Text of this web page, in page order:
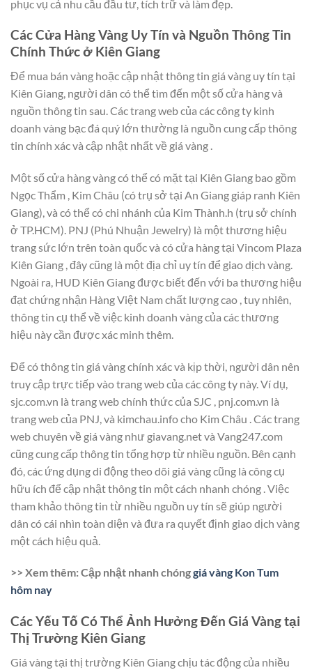
phục vụ cả nhu cầu đầu tư, tích trữ và làm đẹp.
Các Cửa Hàng Vàng Uy Tín và Nguồn Thông Tin
Chính Thức ở Kiên Giang
Để mua bán vàng hoặc cập nhật thông tin giá vàng uy tín tại
Kiên Giang, người dân có thể tìm đến một số cửa hàng và
nguồn thông tin sau. Các trang web của các công ty kinh
doanh vàng bạc đá quý lớn thường là nguồn cung cấp thông
tin chính xác và cập nhật nhất về giá vàng .
Một số cửa hàng vàng có thể có mặt tại Kiên Giang bao gồm
Ngọc Thẩm , Kim Châu (có trụ sở tại An Giang giáp ranh Kiên
Giang), và có thể có chi nhánh của Kim Thành.h (trụ sở chính
ở TP.HCM). PNJ (Phú Nhuận Jewelry) là một thương hiệu
trang sức lớn trên toàn quốc và có cửa hàng tại Vincom Plaza
Kiên Giang , đây cũng là một địa chỉ uy tín để giao dịch vàng.
Ngoài ra, HUD Kiên Giang được biết đến với ba thương hiệu
đạt chứng nhận Hàng Việt Nam chất lượng cao , tuy nhiên,
thông tin cụ thể về việc kinh doanh vàng của các thương
hiệu này cần được xác minh thêm.
Để có thông tin giá vàng chính xác và kịp thời, người dân nên
truy cập trực tiếp vào trang web của các công ty này. Ví dụ,
sjc.com.vn là trang web chính thức của SJC , pnj.com.vn là
trang web của PNJ, và kimchau.info cho Kim Châu . Các trang
web chuyên về giá vàng như giavang.net và Vang247.com
cũng cung cấp thông tin tổng hợp từ nhiều nguồn. Bên cạnh
đó, các ứng dụng di động theo dõi giá vàng cũng là công cụ
hữu ích để cập nhật thông tin một cách nhanh chóng . Việc
tham khảo thông tin từ nhiều nguồn uy tín sẽ giúp người
dân có cái nhìn toàn diện và đưa ra quyết định giao dịch vàng
một cách hiệu quả.
>> Xem thêm: Cập nhật nhanh chónggiá vàng Kon Tum
hôm nay
Các Yếu Tố Có Thể Ảnh Hưởng Đến Giá Vàng tại
Thị Trường Kiên Giang
Giá vàng tại thị trường Kiên Giang chịu tác động của nhiều